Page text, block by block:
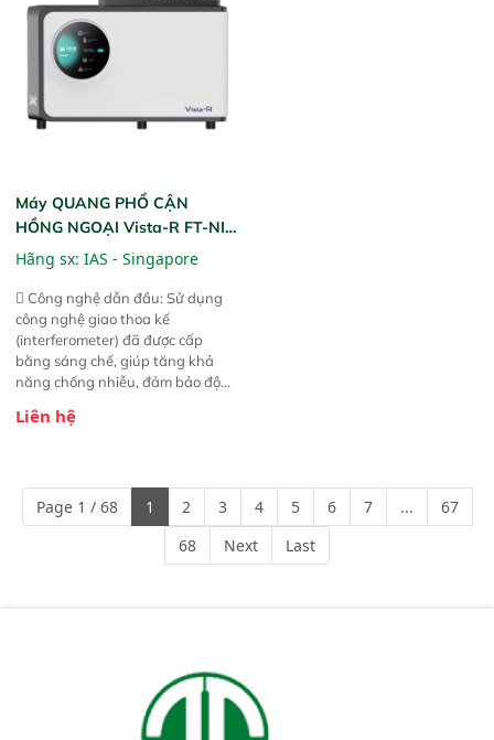
nghiệp.
Máy QUANG PHỔ CẬN
HỒNG NGOẠI Vista-R FT-NIR
(Vista-R FT-NIR Analyzer)
Hãng sx: IAS - Singapore
 Công nghệ dẫn đầu: Sử dụng
công nghệ giao thoa kế
(interferometer) đã được cấp
bằng sáng chế, giúp tăng khả
năng chống nhiễu, đảm bảo độ
Phạm vi ứng dụng rộng: Đáp ứng
ngành công nghiệp khác nhau. 
Độ nhạy cao: Trang bị đầu dò
InGaAs độ nhạy cao, cung cấp
phản hồi phổ tuyến tính đầy đủ,
đảm bảo độ chính xác và khả
Liên hệ
Page 1 / 68 1 2 3 4 5 6 7 ...
67
68
Next Last